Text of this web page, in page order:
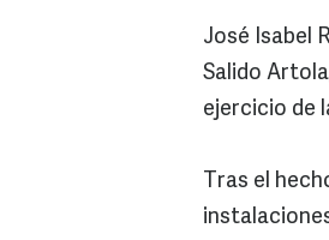
José Isabel
Salido
ejercicio de
Tras el